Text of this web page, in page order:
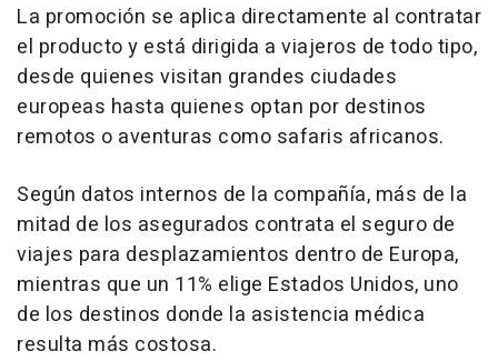
La promoción se aplica directamente al contratar
el producto y está dirigida a viajeros de todo tipo,
desde quienes visitan grandes ciudades
europeas hasta quienes optan por destinos
remotos o aventuras como safaris africanos.
Según datos internos de la compañía, más de la
mitad de los asegurados contrata el seguro de
viajes para desplazamientos dentro de Europa,
mientras que un 11% elige Estados Unidos, uno
de los destinos donde la asistencia médica
resulta más costosa.